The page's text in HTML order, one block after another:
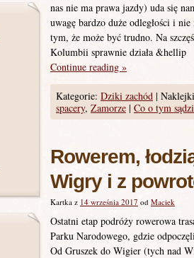
nas nie ma prawa jazdy) uda się
uwagę bardzo duże odległości i
tym, że może być trudno. Na
Kolumbii sprawnie działa &hellip
Continue reading »
Kategorie: Dziki zachód |
spacery, Zamorze | Co o tym
Rowerem,
Wigry i z
Kartka z 14 września 2017 od Maciek
Ostatni etap podróży rowerowa
Parku Narodowego, gdzie
Od Gruszek do Wigier (tych nad